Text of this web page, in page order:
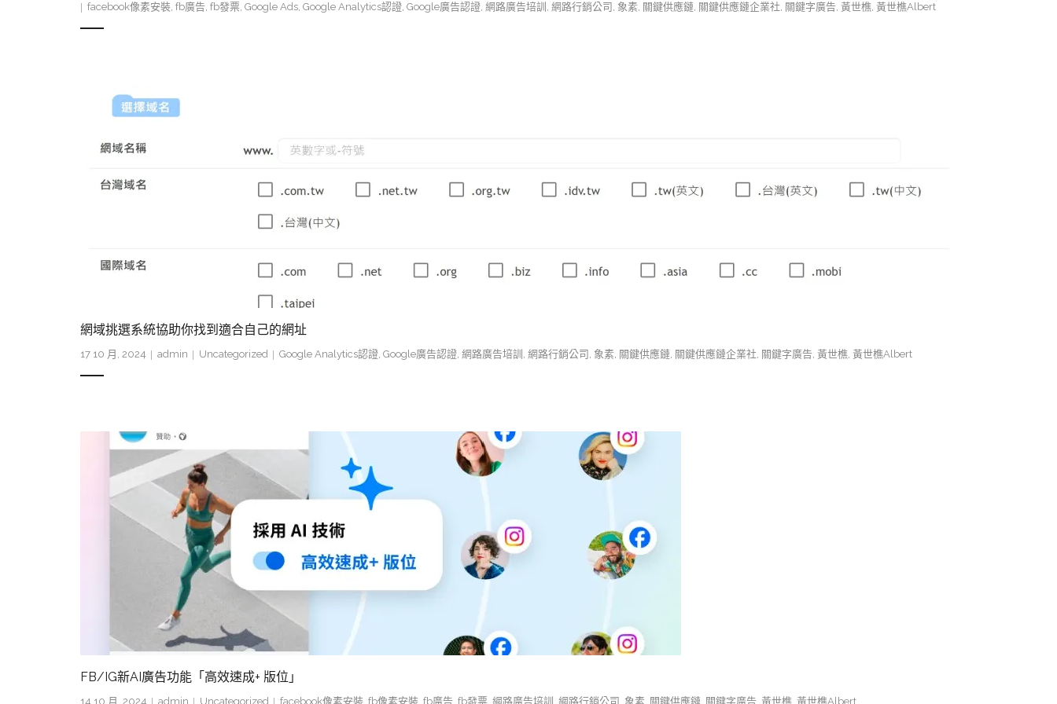
facebook像素安裝, fb廣告, fb發票, Google Ads, Google Analytics認證, Google廣告認證, 網路廣告培訓 , 網路行銷公司 , 象素, 關鍵供應鏈, 關鍵供應鏈企業社, 關鍵字廣告, 黃世樵, 黃世樵Albert
網域挑選系統協助你找到適合自己的網址
17 10 月, 2024 admin Uncategorized Google Analytics認證, Google廣告認證, 網路廣告培訓 , 網路行銷公司 , 象素, 關鍵供應鏈, 關鍵供應鏈企業社, 關鍵字廣告, 黃世樵, 黃世樵Albert
FB/IG新AI廣告功能「高效速成+ 版位」
14 10 月, 2024 admin Uncategorized facebook像素安裝 fb像素安裝 fb廣告 fb發票 網路廣告培訓 網路行銷公司 象素 關鍵供應鏈 關鍵字廣告 黃世樵 黃世樵Albert